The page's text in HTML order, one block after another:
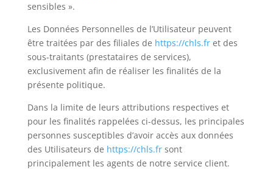
sensibles ».
Les Données Personnelles de l’Utilisateur peuvent
être traitées par des filiales de https://chls.fret des
sous-traitants (prestataires de services),
exclusivement afin de réaliser les finalités de la
présente politique.
Dans la limite de leurs attributions respectives et
pour les finalités rappelées ci-dessus, les principales
personnes susceptibles d’avoir accès aux données
des Utilisateurs de https://chls.frsont
principalement les agents de notre service client.